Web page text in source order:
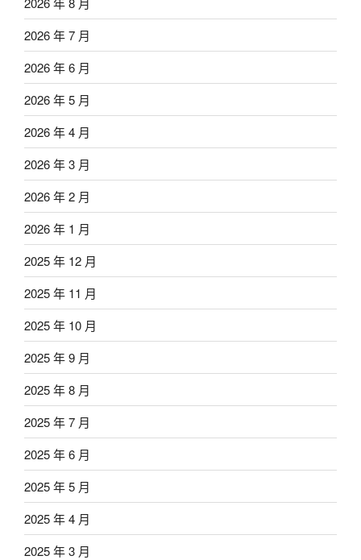
2026 年 7 月
2026 年 6 月
2026 年 5 月
2026 年 4 月
2026 年 3 月
2026 年 2 月
2026 年 1 月
2025 年 12 月
2025 年 11 月
2025 年 10 月
2025 年 9 月
2025 年 8 月
2025 年 7 月
2025 年 6 月
2025 年 5 月
2025 年 4 月
2025 年 3 月